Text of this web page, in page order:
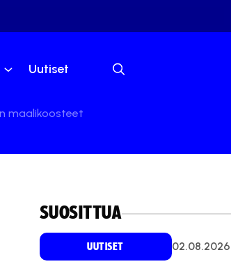
Uutiset
maalikoosteet
SUOSITTUA
UUTISET 02.08.2026